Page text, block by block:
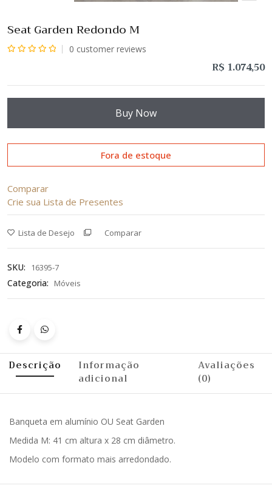
Seat Garden Redondo M
0 customer reviews
R$ 1.074,50
Buy Now
Fora de estoque
Comparar
Crie sua Lista de Presentes
Lista de Desejo Comparar
SKU: 16395-7
Categoria: Móveis
Descrição
Informação
adicional
Avaliações
(0)
Banqueta em alumínio OU Seat Garden
Medida M: 41 cm altura x 28 cm diâmetro.
Modelo com formato mais arredondado.